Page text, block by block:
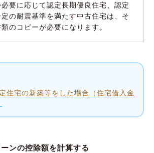
要に応じて認定長期優良住宅、認定
の耐震基準を満たす中古住宅は、そ
のコピーが必要になります。
住宅の新築等をした場合（住宅借入金
ンの控除額を計算する